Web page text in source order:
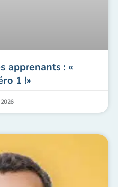
apprenants : «
1 !»
2026